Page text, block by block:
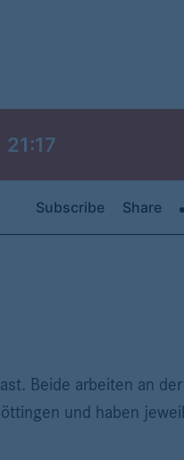
Beide arbeiten an der
und haben